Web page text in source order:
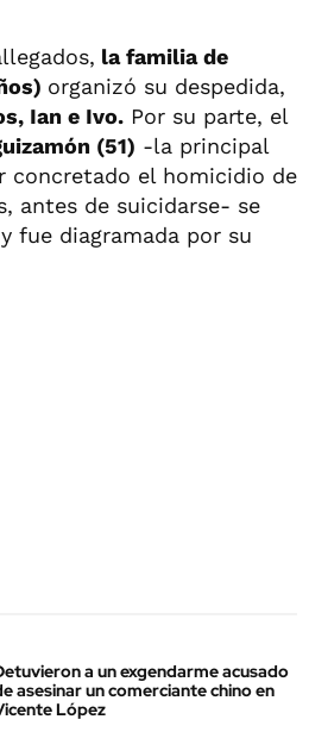
la familia de
organizó su despedida,
Ian e Ivo. Por su parte, el
(51) -la principal
concretado el homicidio de
antes de suicidarse- se
fue diagramada por su
a un exgendarme acusado
asesinar un comerciante chino en
López